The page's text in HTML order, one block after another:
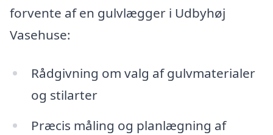
forvente af en gulvlægger i Udbyhøj
Vasehuse:
Rådgivning om valg af gulvmaterialer
og stilarter
Præcis måling og planlægning af